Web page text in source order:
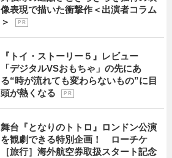
像表現で描いた衝撃作＜出演者コラム
＞
P R
『トイ・ストーリー５』レビュー
「デジタルVSおもちゃ」の先にあ
る“時が流れても変わらないもの”に目
頭が熱くなる
P R
舞台『となりのトトロ』ロンドン公演
を観劇できる特別企画！ ローチケ
［旅行］海外航空券取扱スタート記念